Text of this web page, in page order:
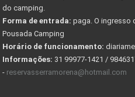
do camping.
Forma de entrada: paga. O ingresso
Pousada Camping
Horário de funcionamento:
Informações: 31 99977-1421 /
- reservasserramorena@hotmail.com